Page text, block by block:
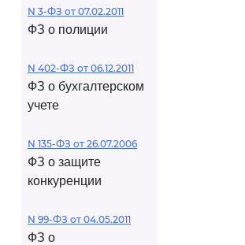
N 3-ФЗ от 07.02.2011
ФЗ о полиции
N 402-ФЗ от 06.12.2011
ФЗ о бухгалтерском
учете
N 135-ФЗ от 26.07.2006
ФЗ о защите
конкуренции
N 99-ФЗ от 04.05.2011
ФЗ о